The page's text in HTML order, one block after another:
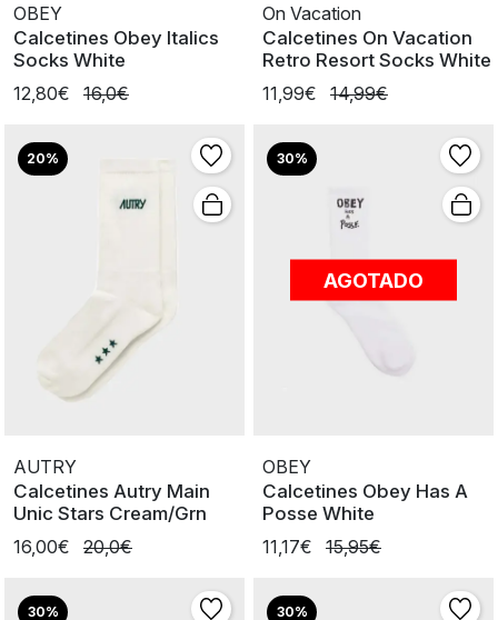
OBEY
Calcetines Obey Italics
Socks White
12,80€
16,0€
On Vacation
Calcetines On Vacation
Retro Resort Socks White
11,99€
14,99€
20%
AUTRY
Calcetines Autry Main
Unic Stars Cream/Grn
16,00€
20,0€
30%
AGOTADO
OBEY
Calcetines Obey Has A
Posse White
11,17€
15,95€
30% 30%